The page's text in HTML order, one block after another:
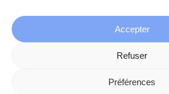
Accepter
Refuser
Préférences
Nascht • Todos os direitos